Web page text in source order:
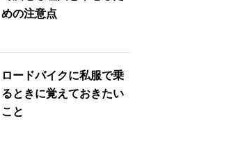
めの注意点
ロードバイクに私服で乗
るときに覚えておきたい
こと